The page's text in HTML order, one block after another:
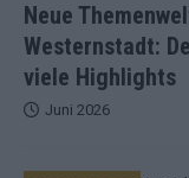
Neue
Westernstadt:
viele Highlights
Juni 2026